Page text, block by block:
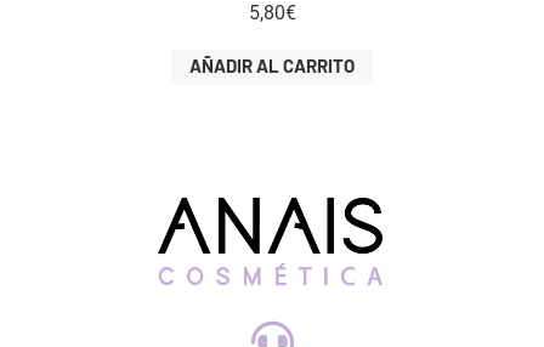
5,80€
AÑADIR AL CARRITO